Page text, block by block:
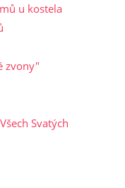
u kostela
zvony"
Svatých